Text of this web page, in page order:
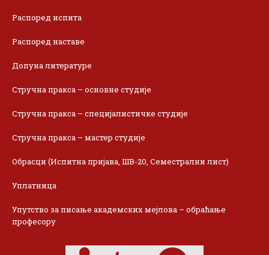
Распоред испита
Распоред наставе
Допуна литературе
Стручна пракса – основне студије
Стручна пракса – специјалистичке студије
Стручна пракса – мастер студије
Обрасци (Испитна пријава, ШВ-20, Семестрални лист)
Уплатница
Упутство за писање академских мејлова – обраћање
професору